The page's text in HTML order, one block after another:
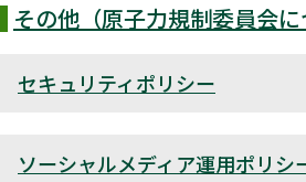
その他（原子力規制委員会に
セキュリティポリシー
ソーシャルメディア運用ポリシ